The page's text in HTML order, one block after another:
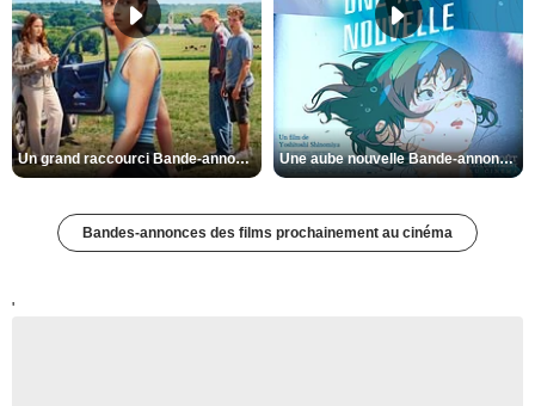
Un grand raccourci Bande-annonce VF Une aube nouvelle Bande-annonce VO STFR
Bandes-annonces des films prochainement au cinéma
'